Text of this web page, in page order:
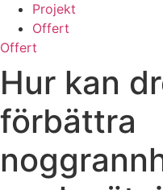
Projekt
Offert
Offert
Hur kan
förbättra